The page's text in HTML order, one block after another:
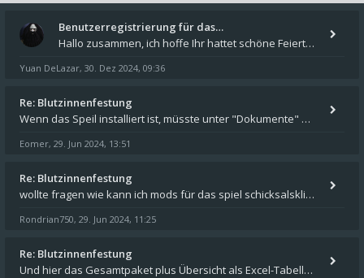
Benutzerregistrierung für das…
Hallo zusammen, ich hoffe Ihr hattet schöne Feiertage und kommt auch gut ins neue Jahr. Ich schreibe hier kurz zur Infor
Yuan DeLazar, 30. Dez 2024, 09:36
Re: Blutzinnenfestung
Wenn das Speil installiert ist, müsste unter "Dokumente" auf Deinem Rechner ein Verzeichnis "blade of destiny" sein. Dar
Eomer, 29. Jun 2024, 13:51
Re: Blutzinnenfestung
wollte fragen wie kann ich mods für das spiel schicksalsklinge in das spieleverzeichnis kopieren und in welches
Rondrian750, 29. Jun 2024, 11:25
Re: Blutzinnenfestung
Und hier das Gesamtpaket plus Übersicht als Excel-Tabelle: https://forum.schicksalsklinge.com/viewtopic.php?f=239&t=156